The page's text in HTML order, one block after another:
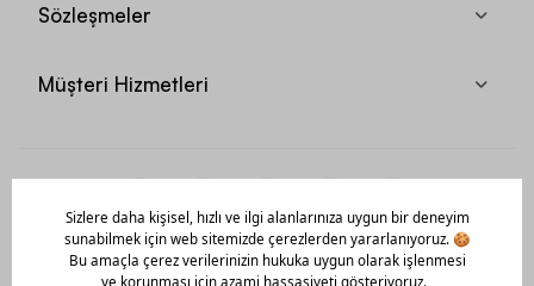
Sözleşmeler
Müşteri Hizmetleri